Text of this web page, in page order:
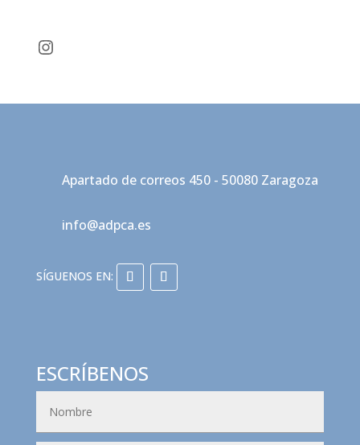
Instagram
Apartado de correos 450 - 50080 Zaragoza
info@adpca.es
ESCRÍBENOS